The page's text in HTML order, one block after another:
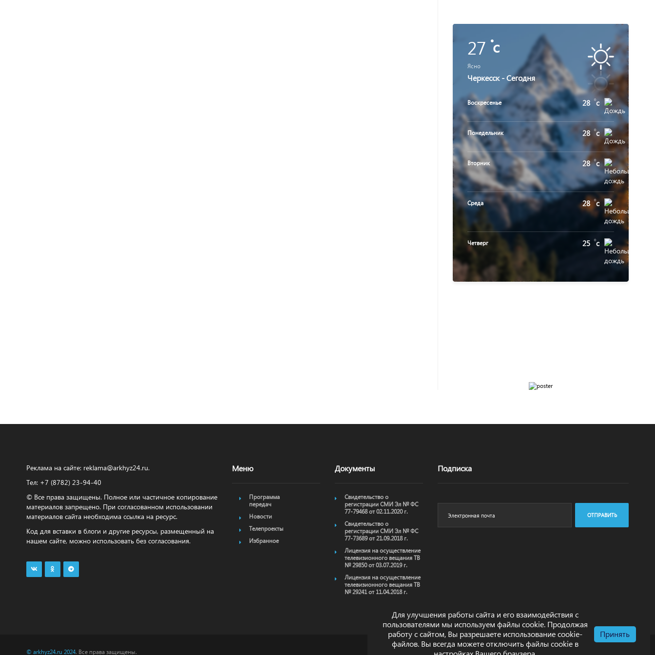
27c
Ясно
Черкесск - Сегодня
Воскресенье 28 c
Понедельник 28 c
Вторник 28 c
Среда 28 c
Четверг 25 c
Реклама на сайте: reklama@arkhyz24.ru.
Тел: +7 (8782) 23‑94‑40
© Все права защищены. Полное или частичное копирование
материалов запрещено. При согласованном использовании
материалов сайта необходима ссылка на ресурс.
Код для вставки в блоги и другие ресурсы, размещенный на
нашем сайте, можно использовать без согласования.
Меню
Программа
передач
Новости
Телепроекты
Избранное
Документы
Свидетельство о
регистрации СМИ Эл № ФС
77-79468 от 02.11.2020 г.
Свидетельство о
регистрации СМИ Эл № ФС
77-73689 от 21.09.2018 г.
Лицензия на осуществление
телевизионного вещания ТВ
№ 29850 от 03.07.2019 г.
Лицензия на осуществление
телевизионного вещания ТВ
№ 29241 от 11.04.2018 г.
Подписка
ОТПРАВИТЬ
© arkhyz24.ru 2024. Все права защищены.
Для улучшения работы сайта и его взаимодействия с
пользователями мы используем файлы cookie. Продолжая
работу с сайтом, Вы разрешаете использование cookie-
файлов. Вы всегда можете отключить файлы cookie в
Принять